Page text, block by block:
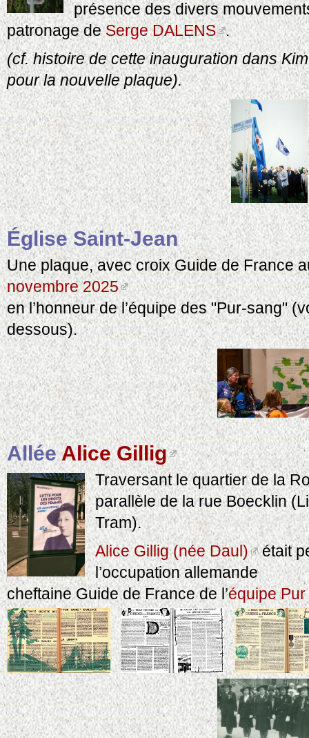
présence des divers
patronage deSerge DALENS .
(cf. histoire de cette inauguration dans
pour la nouvelle plaque).
Église Saint-Jean
Une plaque, avec croix Guide de France
novembre 2025
en l’honneur de l’équipe des "Pur-sang"
dessous).
AlléeAlice Gillig
Traversant le quartier de la
parallèle de la rue Boecklin
Tram).
Alice Gillig (née Daul) était
l’occupation allemande
cheftaine Guide de France de l’équipe